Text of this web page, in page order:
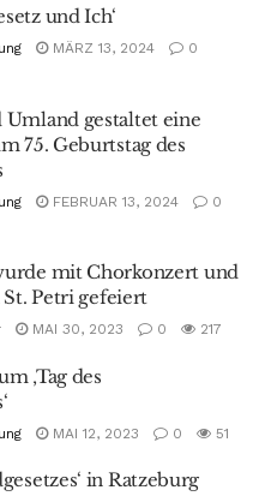
und Ich‘
MÄRZ 13, 2024
0
Umland gestaltet eine
75. Geburtstag des
FEBRUAR 13, 2024
0
mit Chorkonzert und
Petri gefeiert
MAI 30, 2023 0 217
‚Tag des
MAI 12, 2023 0 51
in Ratzeburg